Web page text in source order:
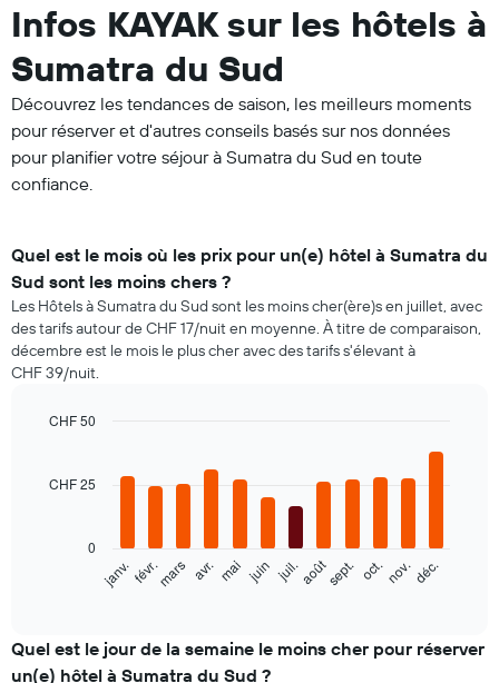
Infos KAYAK sur les hôtels à
Sumatra du Sud
Découvrez les tendances de saison, les meilleurs moments
pour réserver et d'autres conseils basés sur nos données
pour planifier votre séjour à Sumatra du Sud en toute
confiance.
Quel est le mois où les prix pour un(e) hôtel à Sumatra du
Sud sont les moins chers ?
Les Hôtels à Sumatra du Sud sont les moins cher(ère)s en juillet, avec
des tarifs autour de CHF 17/nuit en moyenne. À titre de comparaison,
décembre est le mois le plus cher avec des tarifs s'élevant à
CHF 39/nuit.
with
graphique
indique
le
janv.févr.mars avr. mai juin juil.aoûtsept. oct.nov.déc.
0
CHF 25
CHF 50
Quel est le jour de la semaine le moins cher pour réserver
un(e) hôtel à Sumatra du Sud ?